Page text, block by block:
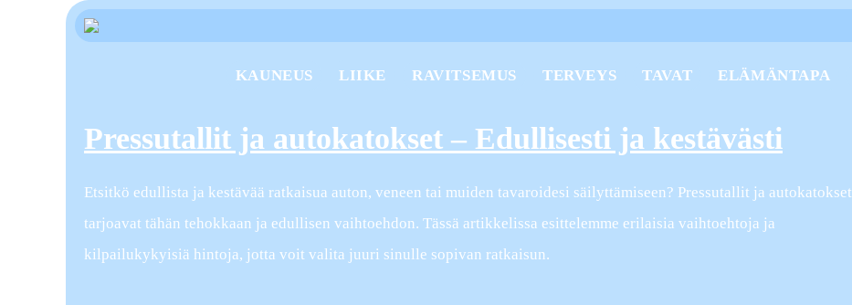
KAUNEUS LIIKE RAVITSEMUS TERVEYS TAVAT ELÄMÄNTAPA
Pressutallit ja autokatokset – Edullisesti ja kestävästi
Etsitkö edullista ja kestävää ratkaisua auton, veneen tai muiden tavaroidesi säilyttämiseen? Pressutallit ja autokatokset
tarjoavat tähän tehokkaan ja edullisen vaihtoehdon. Tässä artikkelissa esittelemme erilaisia vaihtoehtoja ja
kilpailukykyisiä hintoja, jotta voit valita juuri sinulle sopivan ratkaisun.